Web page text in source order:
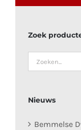
Zoek
Nieuws
Bemmelse